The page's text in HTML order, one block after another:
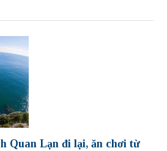
Quan Lạn đi lại, ăn chơi từ